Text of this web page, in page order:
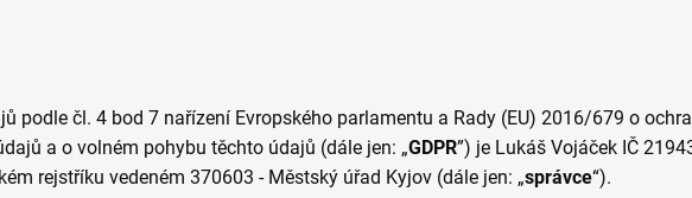
podle čl. 4 bod 7 nařízení Evropského parlamentu a Rady (EU) 2016/679 o
a o volném pohybu těchto údajů (dále jen: „GDPR”) je Lukáš Vojáček IČ
rejstříku vedeném 370603 - Městský úřad Kyjov (dále jen: „správce“).